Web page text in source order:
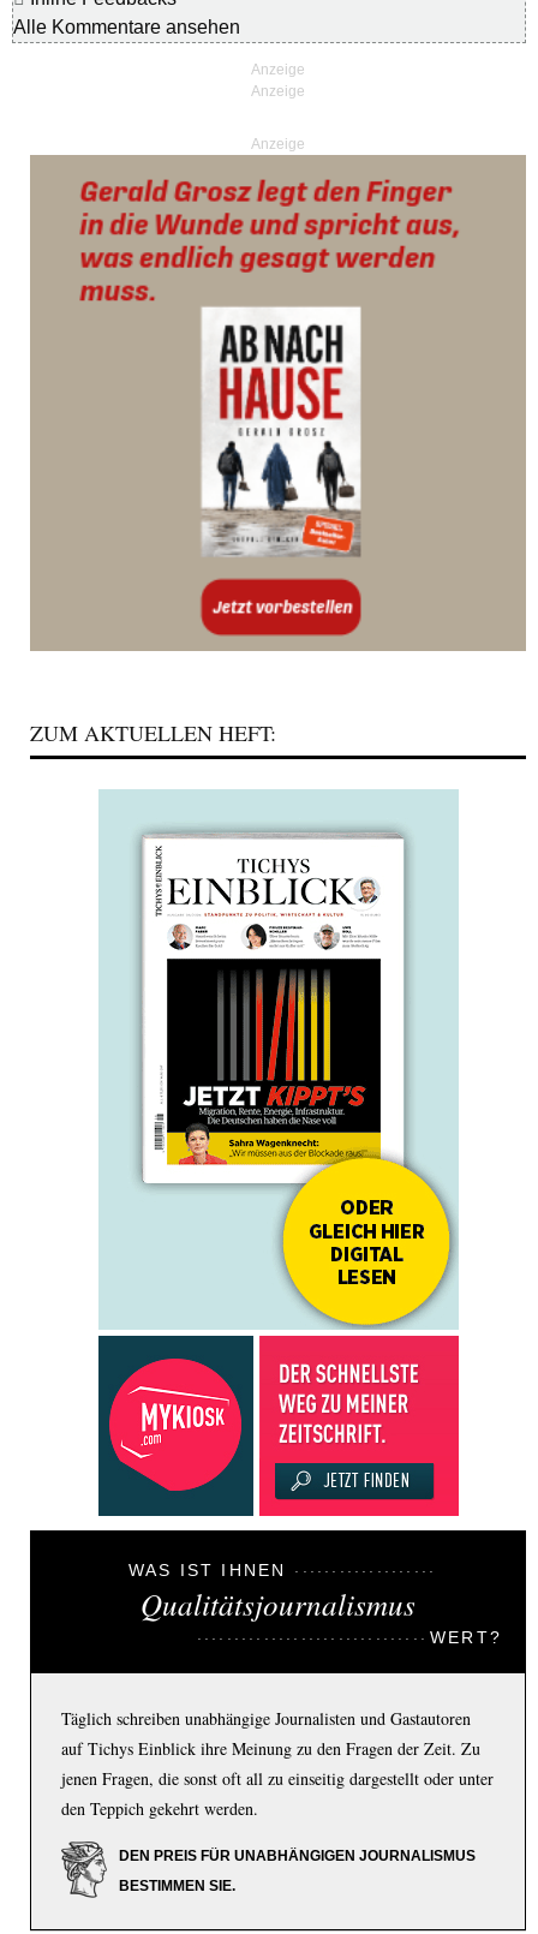
Alle Kommentare ansehen
Anzeige
ZUM AKTUELLEN HEFT:
WAS IST IHNEN
Qualitätsjournalismus
WERT?
Täglich schreiben unabhängige Journalisten und Gastautoren
auf Tichys Einblick ihre Meinung zu den Fragen der Zeit. Zu
jenen Fragen, die sonst oft all zu einseitig dargestellt oder unter
den Teppich gekehrt werden.
DEN PREIS FÜR UNABHÄNGIGEN JOURNALISMUS
BESTIMMEN SIE.